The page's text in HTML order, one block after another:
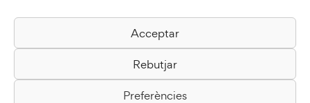
Acceptar
Rebutjar
Preferències
Biblioteca Pilarin Bayés
Passeig de la Generalitat, 1
08500 Vic